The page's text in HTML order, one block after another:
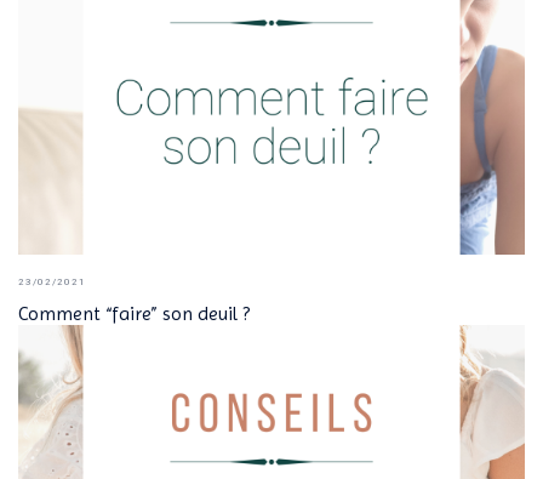
23/02/2021
Comment “faire” son deuil ?